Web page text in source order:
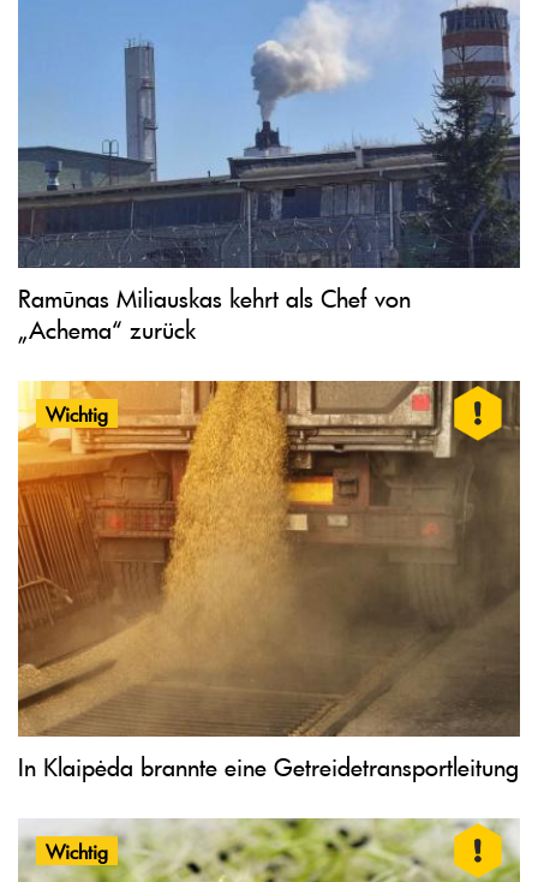
Ramūnas Miliauskas kehrt als Chef von
„Achema“ zurück
Wichtig
In Klaipėda brannte eine Getreidetransportleitung
Wichtig